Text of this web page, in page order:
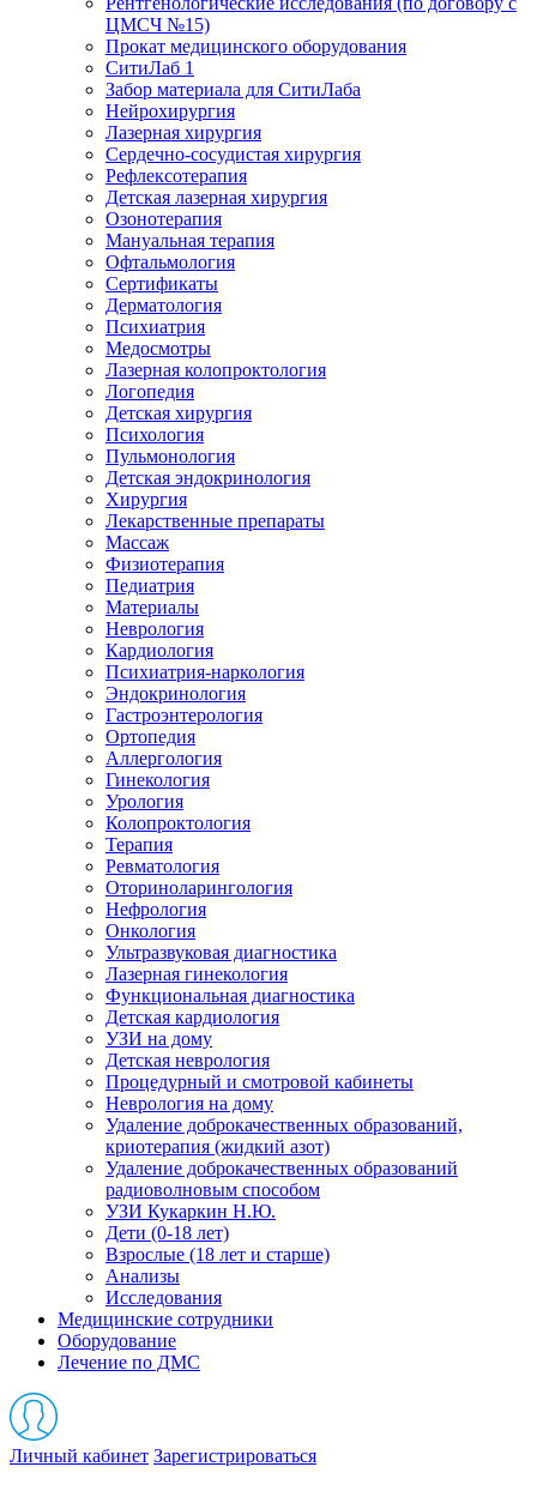
ЦМСЧ №15)
Прокат медицинского оборудования
СитиЛаб 1
Забор материала для СитиЛаба
Нейрохирургия
Лазерная хирургия
Сердечно-сосудистая хирургия
Рефлексотерапия
Детская лазерная хирургия
Озонотерапия
Мануальная терапия
Офтальмология
Сертификаты
Дерматология
Психиатрия
Медосмотры
Лазерная колопроктология
Логопедия
Детская хирургия
Психология
Пульмонология
Детская эндокринология
Хирургия
Лекарственные препараты
Массаж
Физиотерапия
Педиатрия
Материалы
Неврология
Кардиология
Психиатрия-наркология
Эндокринология
Гастроэнтерология
Ортопедия
Аллергология
Гинекология
Урология
Колопроктология
Терапия
Ревматология
Оториноларингология
Нефрология
Онкология
Ультразвуковая диагностика
Лазерная гинекология
Функциональная диагностика
Детская кардиология
УЗИ на дому
Детская неврология
Процедурный и смотровой кабинеты
Неврология на дому
Удаление доброкачественных образований,
криотерапия (жидкий азот)
Удаление доброкачественных образований
радиоволновым способом
УЗИ Кукаркин Н.Ю.
Дети (0-18 лет)
Взрослые (18 лет и старше)
Анализы
Исследования
Медицинские сотрудники
Оборудование
Лечение по ДМС
Личный кабинет Зарегистрироваться